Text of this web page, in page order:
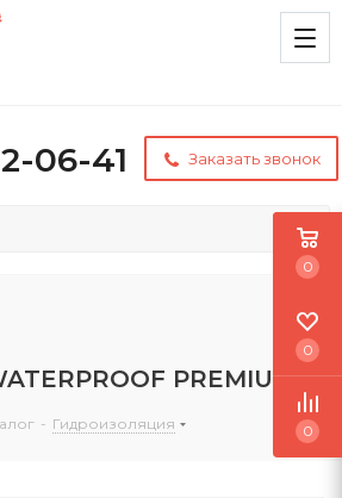
06-41 Заказать звонок
PREMIUM
- Гидроизоляция
0
0
0